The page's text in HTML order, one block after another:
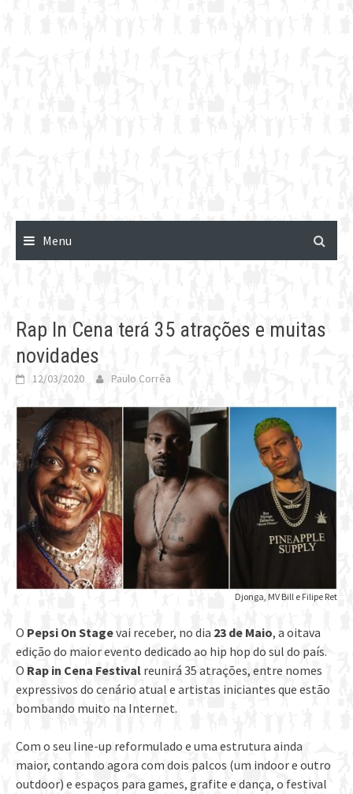
Menu
Rap In Cena terá 35 atrações e muitas
novidades
12/03/2020 Paulo Corrêa
Djonga, MV Bill e Filipe Ret
O Pepsi On Stagevai receber, no dia 23 de Maio, a oitava
edição do maior evento dedicado ao hip hop do sul do país.
O Rap in Cena Festival reunirá 35 atrações, entre nomes
expressivos do cenário atual e artistas iniciantes que estão
bombando muito na Internet.
Com o seu line-up reformulado e uma estrutura ainda
maior, contando agora com dois palcos (um indoor e outro
outdoor) e espaços para games, grafite e dança, o festival